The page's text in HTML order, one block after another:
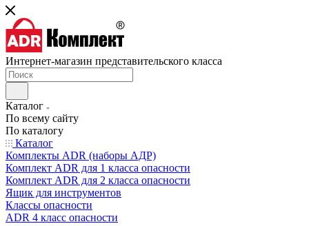
Интернет-магазин представительского класса
Каталог
По всему сайту
По каталогу
Каталог
Комплекты ADR (наборы АДР)
Комплект ADR для 1 класса опасности
Комплект ADR для 2 класса опасности
Ящик для инструментов
Классы опасности
ADR 4 класс опасности